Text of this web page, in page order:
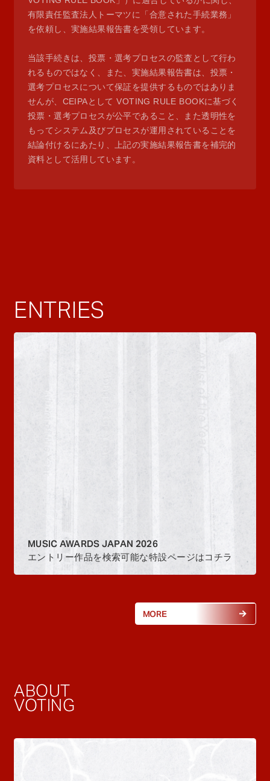
有限責任監査法人トーマツに「合意された手続業務」
を依頼し、実施結果報告書を受領しています。
当該手続きは、投票・選考プロセスの監査として行わ
れるものではなく、また、実施結果報告書は、投票・
選考プロセスについて保証を提供するものではありま
せんが、CEIPAとして VOTING RULE BOOKに基づく
投票・選考プロセスが公平であること、また透明性を
もってシステム及びプロセスが運用されていることを
結論付けるにあたり、上記の実施結果報告書を補完的
資料として活用しています。
ENTRIES
MUSIC AWARDS JAPAN 2026
エントリー作品を検索可能な特設ページはコチラ
MORE
ABOUT
VOTING